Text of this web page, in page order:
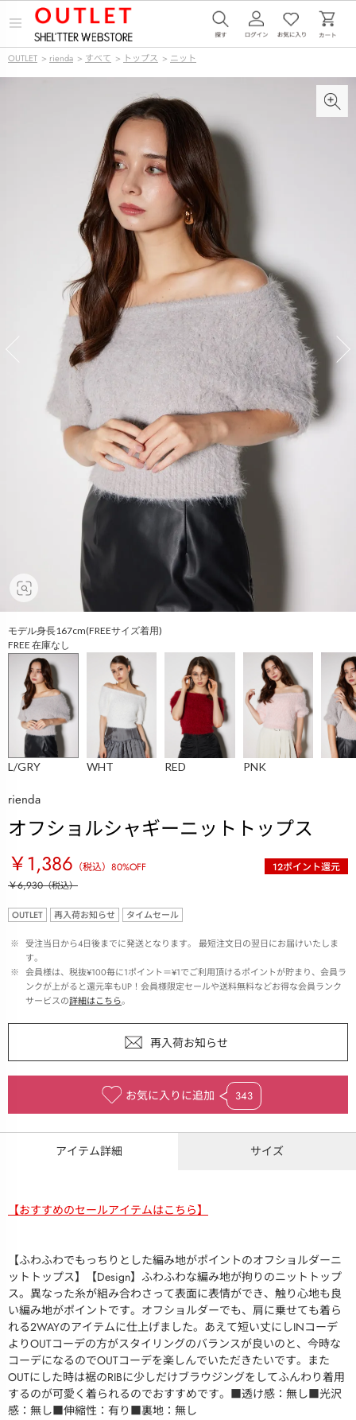
メ
ー
を
OUTLET > rienda > すべて > トップス > ニット
モデル身長167cm(FREEサイズ着用)
FREE 在庫なし
L/GRY WHT RED PNK
rienda
オフショルシャギーニットトップス
￥1,386 （税込） 80%OFF 12ポイント還元
￥6,930（税込）
OUTLET 再入荷お知らせ タイムセール
※ 受注当日から4日後までに発送となります。 最短注文日の翌日にお届けいたしま
す。
※ 会員様は、税抜¥100毎に1ポイント＝¥1でご利用頂けるポイントが貯まり、会員ラ
ンクが上がると還元率もUP！会員様限定セールや送料無料などお得な会員ランク
サービスの詳細はこちら。
お気に入りに追加 343
アイテム詳細 サイズ
【おすすめのセールアイテムはこちら】
【ふわふわでもっちりとした編み地がポイントのオフショルダーニ
ットトップス】【Design】ふわふわな編み地が拘りのニットトップ
ス。異なった糸が組み合わさって表面に表情ができ、触り心地も良
い編み地がポイントです。オフショルダーでも、肩に乗せても着ら
れる2WAYのアイテムに仕上げました。あえて短い丈にしINコーデ
よりOUTコーデの方がスタイリングのバランスが良いのと、今時な
コーデになるのでOUTコーデを楽しんでいただきたいです。また
OUTにした時は裾のRIBに少しだけブラウジングをしてふんわり着用
するのが可愛く着られるのでおすすめです。■透け感：無し■光沢
感：無し■伸縮性：有り■裏地：無し